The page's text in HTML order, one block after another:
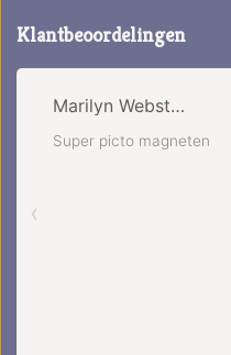
Klantbeoordelingen